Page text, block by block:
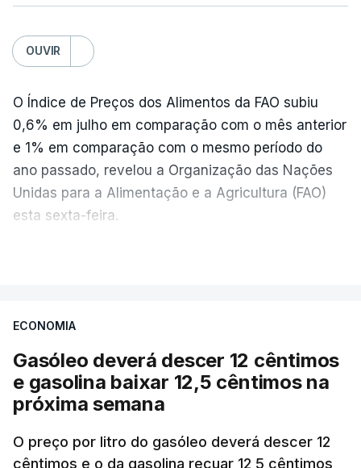
OUVIR
O Índice de Preços dos Alimentos da FAO subiu
0,6% em julho em comparação com o mês anterior
e 1% em comparação com o mesmo período do
ano passado, revelou a Organização das Nações
Unidas para a Alimentação e a Agricultura (FAO)
esta sexta-feira.
com ondas de calor no Verão e conflitos na
Ucrânia e no Médio Oriente a elevar os
custos das colheitas.
O índice, que acompanha as variações mensais
de um cabaz de produtos alimentares
comercializados internacionalmente, subiu para
ECONOMIA
Gasóleo deverá descer 12 cêntimos
e gasolina baixar 12,5 cêntimos na
próxima semana
O preço por litro do gasóleo deverá descer 12
cêntimos e o da gasolina recuar 12,5 cêntimos